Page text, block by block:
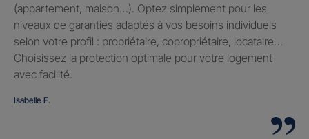
(appartement, maison…). Optez simplement pour les
niveaux de garanties adaptés à vos besoins individuels
selon votre profil : propriétaire, copropriétaire, locataire…
Choisissez la protection optimale pour votre logement
avec facilité.
Isabelle F.